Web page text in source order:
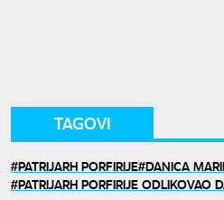
TAGOVI
PATRIJARH PORFIRIJE DANICA
PATRIJARH PORFIRIJE ODLIKOVAO